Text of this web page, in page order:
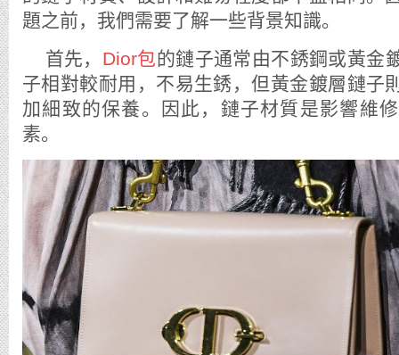
題之前，我們需要了解一些背景知識。
首先， Dior包的鏈子通常由不銹鋼或黃金
子相對較耐用，不易生銹，但黃金鍍層鏈子
加細致的保養。因此，鏈子材質是影響維
素。